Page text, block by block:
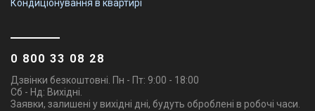
Кондиціонування в квартирі
0 800 33 08 28
Дзвінки безкоштовні. Пн - Пт: 9:00 - 18:00
Сб - Нд: Вихідні.
Заявки, залишені у вихідні дні, будуть оброблені в робочі часи.